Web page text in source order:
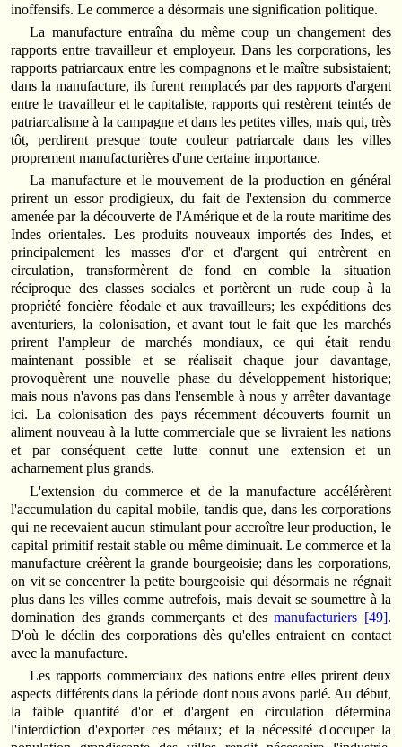
inoffensifs. Le commerce a désormais une signification politique.
La manufacture entraîna du même coup un changement des
rapports entre travailleur et employeur. Dans les corporations, les
rapports patriarcaux entre les compagnons et le maître subsistaient;
dans la manufacture, ils furent remplacés par des rapports d'argent
entre le travailleur et le capitaliste, rapports qui restèrent teintés de
patriarcalisme à la campagne et dans les petites villes, mais qui, très
tôt, perdirent presque toute couleur patriarcale dans les villes
proprement manufacturières d'une certaine importance.
La manufacture et le mouvement de la production en général
prirent un essor prodigieux, du fait de l'extension du commerce
amenée par la découverte de l'Amérique et de la route maritime des
Indes orientales. Les produits nouveaux importés des Indes, et
principalement les masses d'or et d'argent qui entrèrent en
circulation, transformèrent de fond en comble la situation
réciproque des classes sociales et portèrent un rude coup à la
propriété foncière féodale et aux travailleurs; les expéditions des
aventuriers, la colonisation, et avant tout le fait que les marchés
prirent l'ampleur de marchés mondiaux, ce qui était rendu
maintenant possible et se réalisait chaque jour davantage,
provoquèrent une nouvelle phase du développement historique;
mais nous n'avons pas dans l'ensemble à nous y arrêter davantage
ici. La colonisation des pays récemment découverts fournit un
aliment nouveau à la lutte commerciale que se livraient les nations
et par conséquent cette lutte connut une extension et un
acharnement plus grands.
L'extension du commerce et de la manufacture accélérèrent
l'accumulation du capital mobile, tandis que, dans les corporations
qui ne recevaient aucun stimulant pour accroître leur production, le
capital primitif restait stable ou même diminuait. Le commerce et la
manufacture créèrent la grande bourgeoisie; dans les corporations,
on vit se concentrer la petite bourgeoisie qui désormais ne régnait
plus dans les villes comme autrefois, mais devait se soumettre à la
domination des grands commerçants et desmanufacturiers [49].
D'où le déclin des corporations dès qu'elles entraient en contact
avec la manufacture.
Les rapports commerciaux des nations entre elles prirent deux
aspects différents dans la période dont nous avons parlé. Au début,
la faible quantité d'or et d'argent en circulation détermina
l'interdiction d'exporter ces métaux; et la nécessité d'occuper la